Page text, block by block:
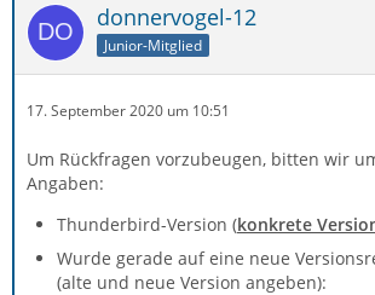
donnervogel-12
Junior-Mitglied
17. September 2020 um 10:51
Um Rückfragen vorzubeugen, bitten wir
Angaben:
Thunderbird-Version (konkrete
Wurde gerade auf eine neue
(alte und neue Version angeben):